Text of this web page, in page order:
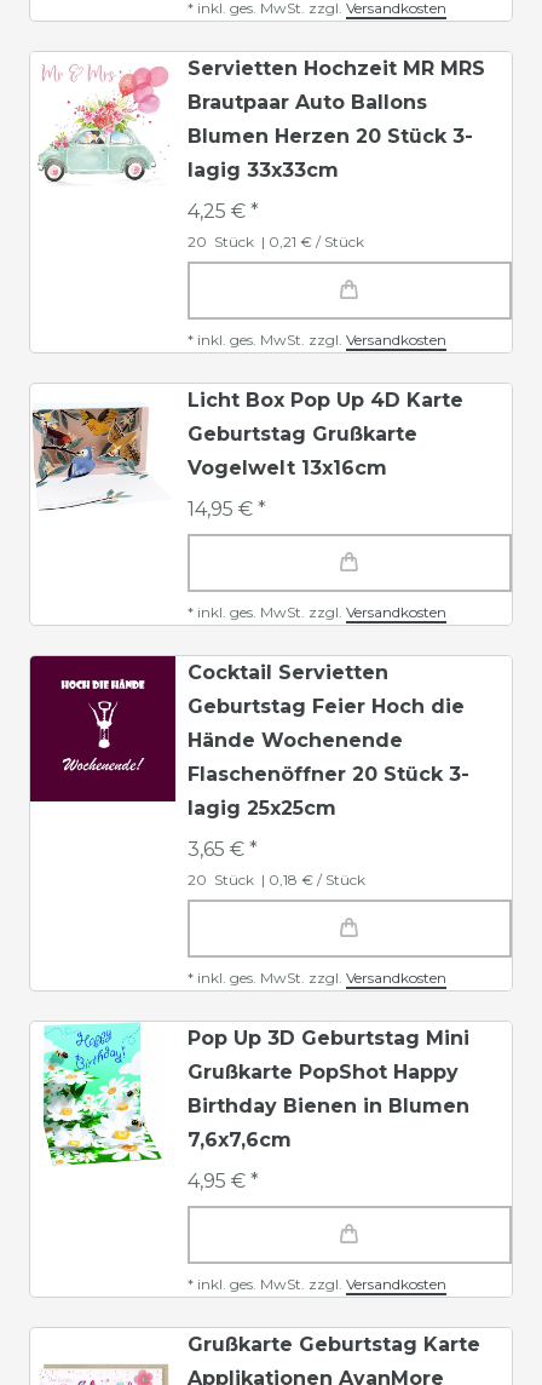
* inkl. ges. MwSt. zzgl. Versandkosten
Servietten Hochzeit MR MRS
Brautpaar Auto Ballons
Blumen Herzen 20 Stück 3-
lagig 33x33cm
4,25 € *
20 Stück | 0,21 € / Stück
* inkl. ges. MwSt. zzgl. Versandkosten
Licht Box Pop Up 4D Karte
Geburtstag Grußkarte
Vogelwelt 13x16cm
14,95 € *
* inkl. ges. MwSt. zzgl. Versandkosten
Cocktail Servietten
Geburtstag Feier Hoch die
Hände Wochenende
Flaschenöffner 20 Stück 3-
lagig 25x25cm
3,65 € *
20 Stück | 0,18 € / Stück
* inkl. ges. MwSt. zzgl. Versandkosten
Pop Up 3D Geburtstag Mini
Grußkarte PopShot Happy
Birthday Bienen in Blumen
7,6x7,6cm
4,95 € *
* inkl. ges. MwSt. zzgl. Versandkosten
Grußkarte Geburtstag Karte
Applikationen AvanMore